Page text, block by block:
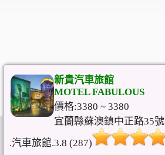
新貴汽車旅館
MOTEL FABULOUS
價格:3380 ~ 3380
宜蘭縣蘇澳鎮中正路35號
.汽車旅館.3.8 (287)